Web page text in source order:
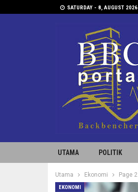
SATURDAY - 8, AUGUST 2026
UTAMA POLITIK
Utama Ekonomi Page 2
EKONOMI